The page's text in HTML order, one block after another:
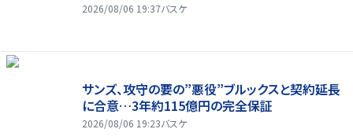
2026/08/06 19:37バスケ
サンズ、攻守の要の”悪役”ブルックスと契約延長
に合意…3年約115億円の完全保証
2026/08/06 19:23バスケ